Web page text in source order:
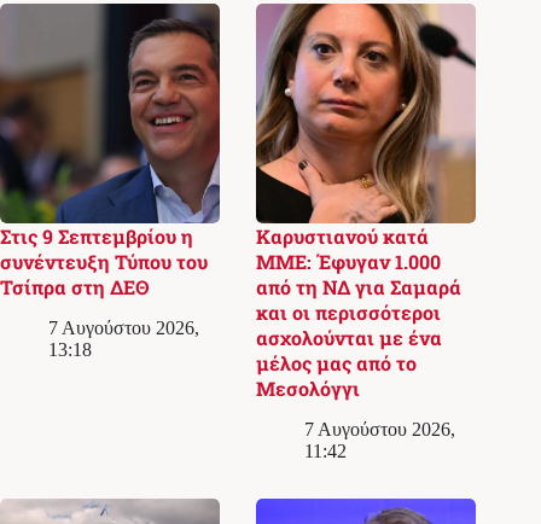
Στις 9 Σεπτεμβρίου η
συνέντευξη Τύπου του
Τσίπρα στη ΔΕΘ
7 Αυγούστου 2026,
13:18
Καρυστιανού κατά
ΜΜΕ: Έφυγαν 1.000
από τη ΝΔ για Σαμαρά
και οι περισσότεροι
ασχολούνται με ένα
μέλος μας από το
Μεσολόγγι
7 Αυγούστου 2026,
11:42